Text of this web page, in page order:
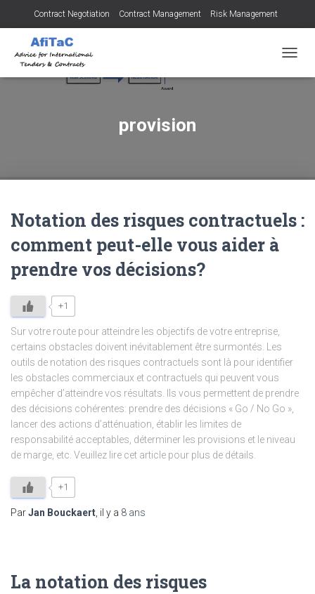
Contract Negotiation Contract Management Risk Management
Tendering for Contracts
provision
Notation des risques contractuels :
comment peut-elle vous aider à
prendre vos décisions?
+1
Sur votre route pour atteindre les objectifs de votre entreprise,
certains obstacles doivent inévitablement être surmontés. Les
outils de notation des risques contractuels sont là pour identifier
les obstacles commerciaux et contractuels qui peuvent vous
empêcher d’atteindre vos résultats. Ils vous permettent de prendre
des décisions cohérentes: prendre des décisions « Go / No Go »,
lancer des actions d’atténuation, établir les limites de
responsabilité acceptables, déterminer les provisions et le niveau
de marge, etc. Veuillez lire cet article pour plus de détails.
+1
ParJan Bouckaert , il y a 8 ans
La notation des risques